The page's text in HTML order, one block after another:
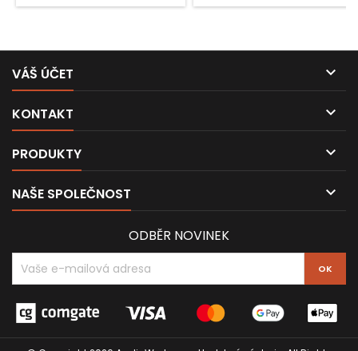
VÁŠ ÚČET 
KONTAKT 
PRODUKTY 
NAŠE SPOLEČNOST 
ODBĚR NOVINEK